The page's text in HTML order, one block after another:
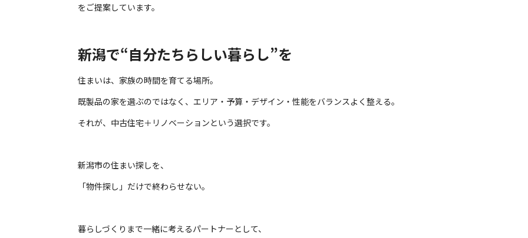
をご提案しています。
新潟で“自分たちらしい暮らし”を
住まいは、家族の時間を育てる場所。
既製品の家を選ぶのではなく、エリア・予算・デザイン・性能をバランスよく整える。
それが、中古住宅＋リノベーションという選択です。
新潟市の住まい探しを、
「物件探し」だけで終わらせない。
暮らしづくりまで一緒に考えるパートナーとして、